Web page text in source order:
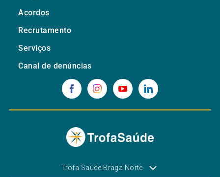
Acordos
Recrutamento
Serviços
Canal de denúncias
Trofa Saúde Braga Norte